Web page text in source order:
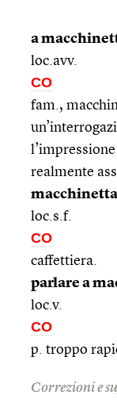
a
loc.avv.
CO
fam.,
realmente
loc.s.f.
CO
caffettiera.
parlare a
loc.v.
CO
p. troppo
Correzioni e